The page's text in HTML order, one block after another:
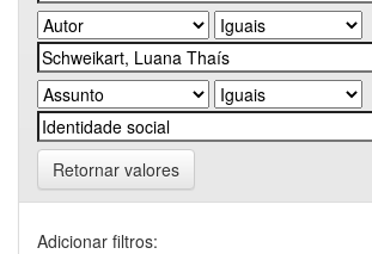
Retornar valores
Adicionar filtros: